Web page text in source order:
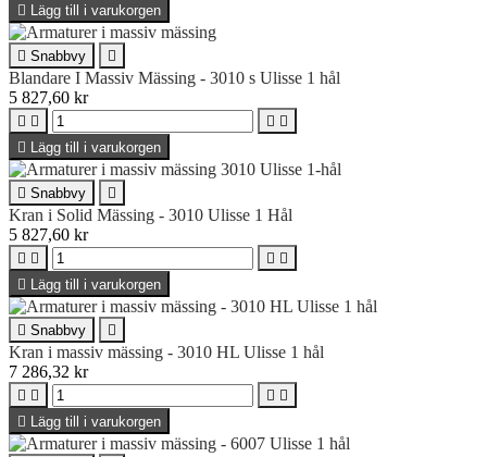
 Lägg till i varukorgen
 Snabbvy 
Blandare I Massiv Mässing - 3010 s Ulisse 1 hål
5 827,60 kr
   
 Lägg till i varukorgen
 Snabbvy 
Kran i Solid Mässing - 3010 Ulisse 1 Hål
5 827,60 kr
   
 Lägg till i varukorgen
 Snabbvy 
Kran i massiv mässing - 3010 HL Ulisse 1 hål
7 286,32 kr
   
 Lägg till i varukorgen